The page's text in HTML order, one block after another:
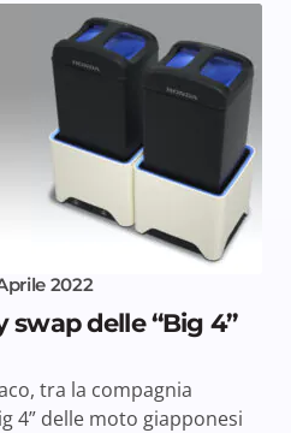
2022
swap delle “Big 4”
tra la compagnia
4” delle moto giapponesi